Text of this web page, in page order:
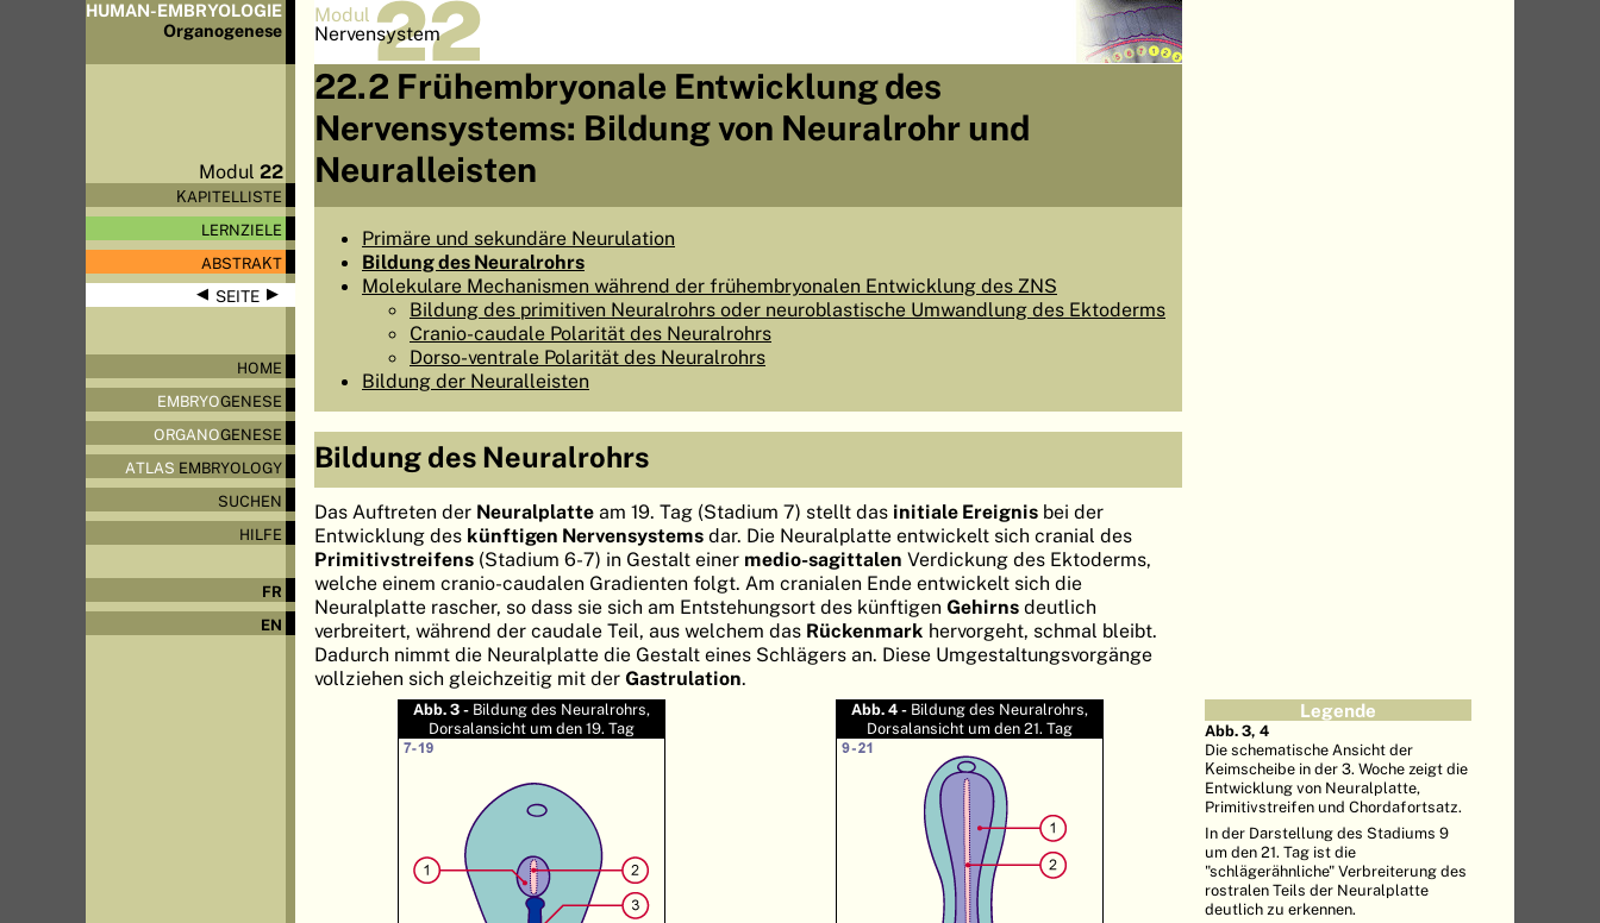
HUMAN-EMBRYOLOGIE
Organogenese
Modul22
KAPITELLISTE
LERNZIELE
ABSTRAKT
◀ SEITE▶
HOME
EMBRYOGENESE
ORGANOGENESE
ATLAS EMBRYOLOGY
SUCHEN
HILFE
FR
EN
Modul 22
Nervensystem
22.2 Frühembryonale Entwicklung des
Nervensystems: Bildung von Neuralrohr und
Neuralleisten
Primäre und sekundäre Neurulation
Bildung des Neuralrohrs
Molekulare Mechanismen während der frühembryonalen Entwicklung des ZNS
Bildung des primitiven Neuralrohrs oder neuroblastische Umwandlung des Ektoderms
Cranio-caudale Polarität des Neuralrohrs
Dorso-ventrale Polarität des Neuralrohrs
Bildung der Neuralleisten
Bildung des Neuralrohrs
Das Auftreten der Neuralplatte am 19. Tag (Stadium 7) stellt das initiale Ereignis bei der
Entwicklung des künftigen Nervensystems dar. Die Neuralplatte entwickelt sich cranial des
Primitivstreifens (Stadium 6-7) in Gestalt einer medio-sagittalen Verdickung des Ektoderms,
welche einem cranio-caudalen Gradienten folgt. Am cranialen Ende entwickelt sich die
Neuralplatte rascher, so dass sie sich am Entstehungsort des künftigen Gehirns deutlich
verbreitert, während der caudale Teil, aus welchem das Rückenmark hervorgeht, schmal bleibt.
Dadurch nimmt die Neuralplatte die Gestalt eines Schlägers an. Diese Umgestaltungsvorgänge
vollziehen sich gleichzeitig mit der Gastrulation.
Abb. 3 - Bildung des Neuralrohrs,
Dorsalansicht um den 19. Tag
Abb. 4 - Bildung des Neuralrohrs,
Dorsalansicht um den 21. Tag
Legende
Abb. 3, 4
Die schematische Ansicht der
Keimscheibe in der 3. Woche zeigt die
Entwicklung von Neuralplatte,
Primitivstreifen und Chordafortsatz.
In der Darstellung des Stadiums 9
um den 21. Tag ist die
"schlägerähnliche" Verbreiterung des
rostralen Teils der Neuralplatte
deutlich zu erkennen.